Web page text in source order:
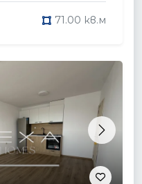
71.00 кв.м
Next